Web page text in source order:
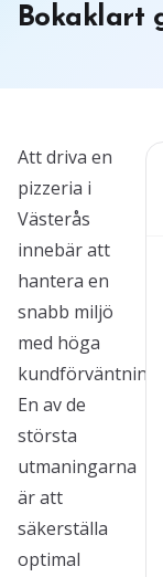
Bokaklart
Att driva en
pizzeria i
Västerås
innebär att
hantera en
snabb miljö
med höga
En av de
största
utmaningarna
är att
säkerställa
optimal